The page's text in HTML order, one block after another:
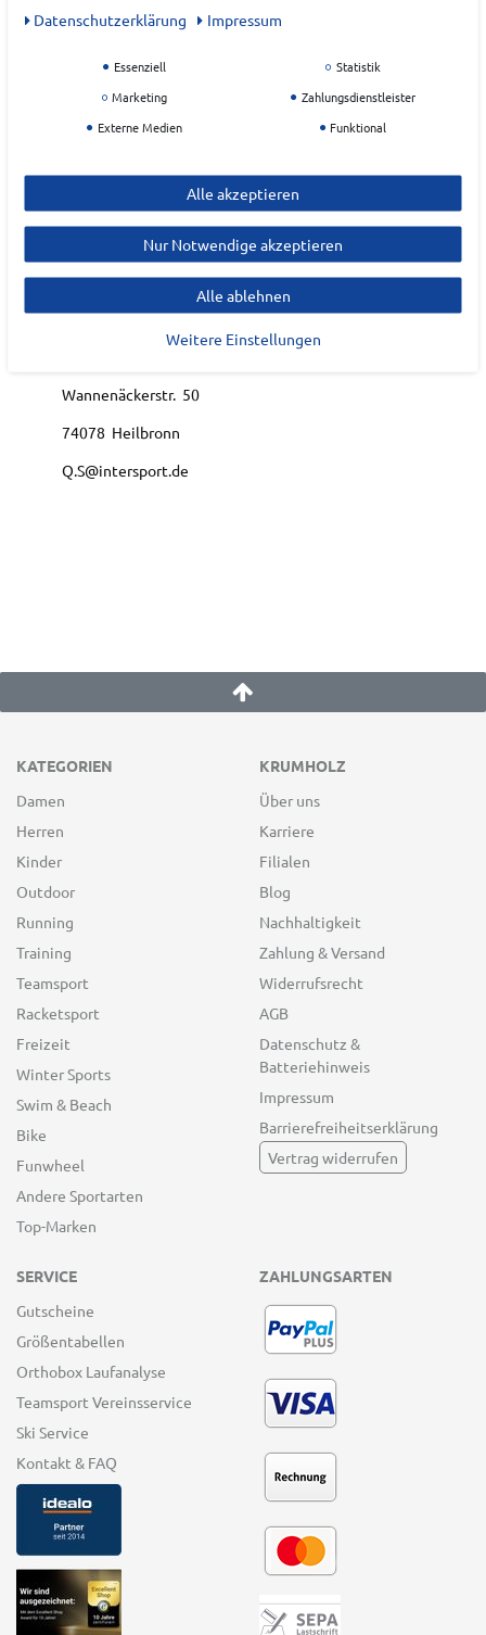
Perfekte Passform – Regular Fit für
Art.-ID:22225277
EAN: 4025931618069
ENERGETICS
EU Verantwortlicher
Wannenäckerstr. 50
74078 Heilbronn
Q.S@intersport.de
KATEGORIEN
Damen
Herren
Kinder
Outdoor
Running
Training
Teamsport
Racketsport
Freizeit
Winter Sports
Swim & Beach
Bike
Funwheel
Andere Sportarten
Top-Marken
KRUMHOLZ
Über uns
Karriere
Filialen
Blog
Nachhaltigkeit
Zahlung & Versand
Widerrufsrecht
AGB
Datenschutz &
Batteriehinweis
Impressum
Barrierefreiheitserklärung
Vertrag widerrufen
SERVICE
Gutscheine
Größentabellen
Orthobox Laufanalyse
Teamsport Vereinsservice
Ski Service
Kontakt & FAQ
ZAHLUNGSARTEN
Daten­schutz­erklärung
Impressum
Essenziell
Statistik
Marketing
Zahlungsdienstleister
Externe Medien
Funktional
Alle akzeptieren
Nur Notwendige akzeptieren
Alle ablehnen
Weitere Einstellungen